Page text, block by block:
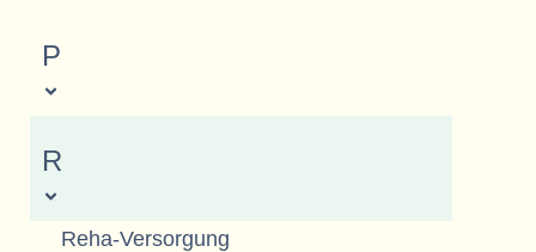
P
R
Reha-Versorgung